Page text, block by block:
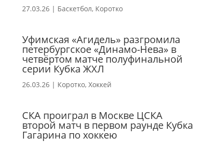
27.03.26| Баскетбол, Коротко
Уфимская «Агидель» разгромила
петербургское «Динамо-Нева» в
четвёртом матче полуфинальной
серии Кубка ЖХЛ
26.03.26| Коротко, Хоккей
СКА проиграл в Москве ЦСКА
второй матч в первом раунде Кубка
Гагарина по хоккею